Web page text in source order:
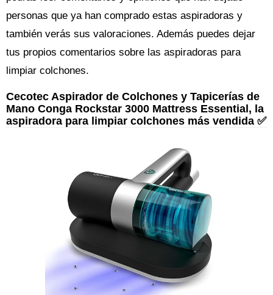
personas que ya han comprado estas aspiradoras y
también verás sus valoraciones. Además puedes dejar
tus propios comentarios sobre las aspiradoras para
limpiar colchones.
Cecotec Aspirador de Colchones y Tapicerías de
Mano Conga Rockstar 3000 Mattress Essential, la
aspiradora para limpiar colchones más vendida ✅